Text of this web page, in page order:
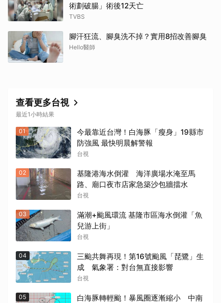
術劃破腸」術後12天亡
TVBS
腳汗狂流、腳臭洗不掉？實用8招改善腳臭
Hello醫師
查看更多台視
最近1小時結果
01
今最靠近台灣！白海豚「瘦身」19縣市
防強風 最快明晨解警報
台視
02
基隆港海水倒灌 海洋廣場水淹至馬
路、廟口夜市店家急築沙包牆擋水
台視
03
滿潮+颱風環流 基隆市區海水倒灌「魚
兒游上街」
台視
04
三颱共舞再現！第16號颱風「琵鷺」生
成 氣象署：對台無直接影響
台視
05
白海豚轉輕颱！暴風圈逐漸縮小 中南
取消